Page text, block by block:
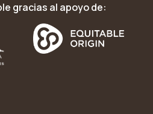
gracias al apoyo de: